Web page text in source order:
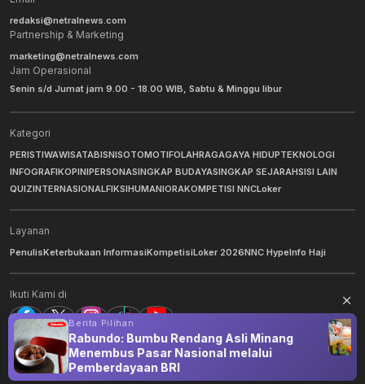
redaksi@netralnews.com
Partnership & Marketing
marketing@netralnews.com
Jam Operasional
Senin s/d Jumat jam 9.00 - 18.00 WIB, Sabtu & Minggu libur
Kategori
PERISTIWAWISATABISNISOTOMOTIFOLAHRAGAGAYA HIDUPTEKNOLOGI
INFOGRAFIKOPINIPERSONASINGKAP BUDAYASINGKAP SEJARAHSISI LAIN
QUIZINTERNASIONALFIKSIHUMANIORAKOMPETISI NNCLoker
Layanan
PenulisKeterbukaan InformasiKompetisiLoker 2026NNC HypeInfo Haji
Ikuti Kami di
©2026NNC Netralnews. All Rights Reserved.
Berita Pilihan
Rabundo: Bumbu Rendang Asli Minang
Menembus Pasar Nasional melalui
Pemberdayaan BRI